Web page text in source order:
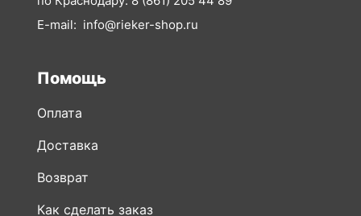
Помощь
Доставка
Возврат
Как сделать заказ
Таблицы размеров и полноты
Сертификаты